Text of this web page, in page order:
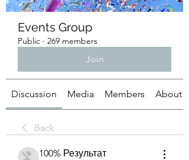
Events Group
Public · 269 members
Join
Discussion Media Members About
Back
100% Результат